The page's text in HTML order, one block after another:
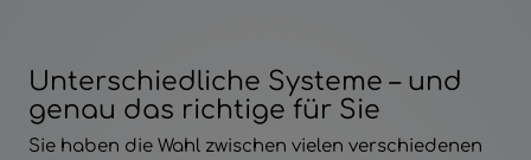
Unterschiedliche Systeme – und
genau das richtige für Sie
Sie haben die Wahl zwischen vielen verschiedenen